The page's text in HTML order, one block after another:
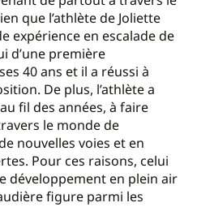
que l’athlète de Joliette
expérience en escalade de
d’une première
40 ans et il a réussi à
De plus, l’athlète a
fil des années, à faire
le monde de
nouvelles voies et en
Pour ces raisons, celui
développement en plein air
figure parmi les